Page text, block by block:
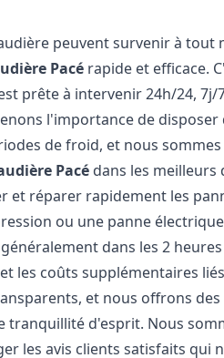
peuvent survenir à tout
Pacé rapide et efficace.
prête à intervenir 24h/24,
l'importance de
de froid, et nous
Pacé dans les meilleurs
réparer rapidement les
ou une panne
dans les 2
les coûts supplémentaires
et nous offrons
d'esprit. Nous
les avis clients satisfaits qui